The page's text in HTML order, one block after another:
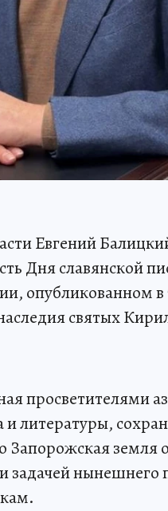
Евгений
Дня славянской
опубликованном в
святых
просветителями
и литературы,
Запорожская земля
нынешнего